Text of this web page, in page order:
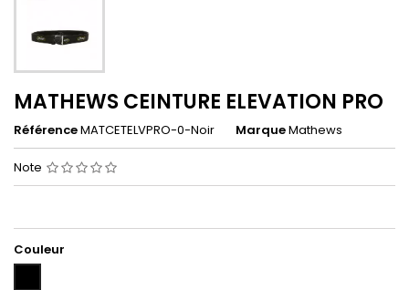
MATHEWS CEINTURE ELEVATION PRO
RéférenceMATCETELVPRO-0-Noir MarqueMathews
Note
Couleur